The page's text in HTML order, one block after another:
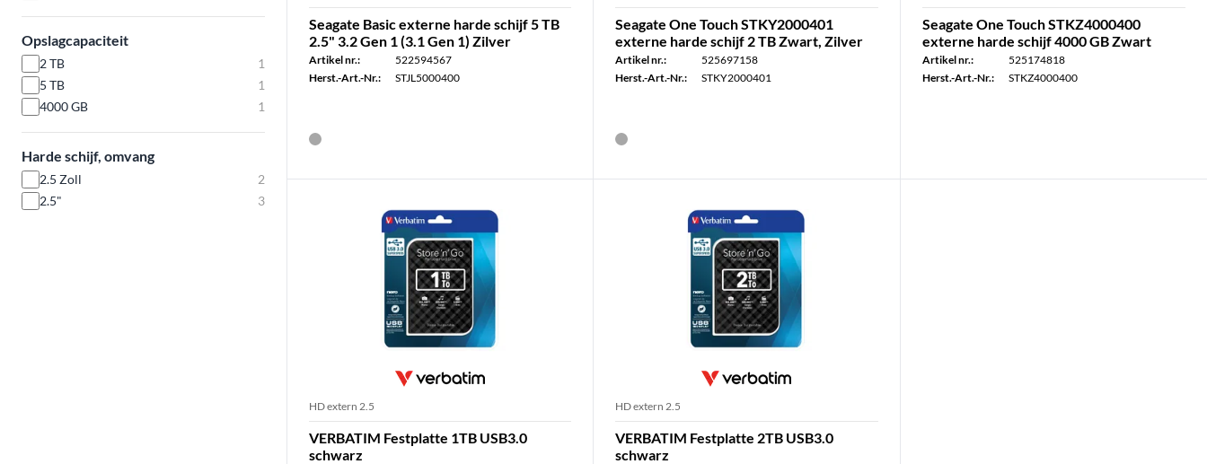
Opslagcapaciteit
2 TB
1
5 TB
1
4000 GB
1
Harde schijf, omvang
2.5 Zoll
2
2.5"
3
Seagate Basic externe harde schijf 5 TB
2.5" 3.2 Gen 1 (3.1 Gen 1) Zilver
Artikel nr.:
522594567
Herst.-Art.-Nr.:
STJL5000400
Seagate One Touch STKY2000401
externe harde schijf 2 TB Zwart, Zilver
Artikel nr.:
525697158
Herst.-Art.-Nr.:
STKY2000401
Seagate One Touch STKZ4000400
externe harde schijf 4000 GB Zwart
Artikel nr.:
525174818
Herst.-Art.-Nr.:
STKZ4000400
HD extern 2.5
VERBATIM Festplatte 1TB USB3.0
schwarz
HD extern 2.5
VERBATIM Festplatte 2TB USB3.0
schwarz